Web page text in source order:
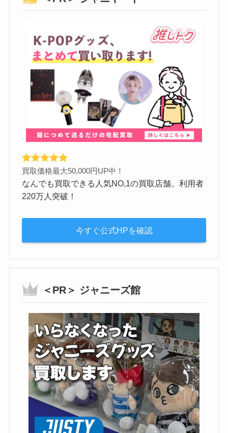
買取価格最大50,000円UP中！
なんでも買取できる人気NO,1の買取店舗。利用者
220万人突破！
今すぐ公式HPを確認
＜PR＞ ジャニーズ館